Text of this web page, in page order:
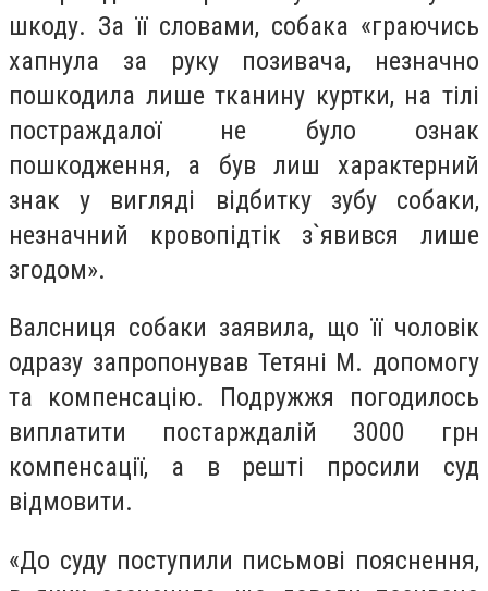
шкоду. За її словами, собака «граючись
хапнула за руку позивача, незначно
пошкодила лише тканину куртки, на тілі
постраждалої не було ознак
пошкодження, а був лиш характерний
знак у вигляді відбитку зубу собаки,
незначний кровопідтік з`явився лише
згодом».
Валсниця собаки заявила, що її чоловік
одразу запропонував Тетяні М. допомогу
та компенсацію. Подружжя погодилось
виплатити постарждалій 3000 грн
компенсації, а в решті просили суд
відмовити.
«До суду поступили письмові пояснення,